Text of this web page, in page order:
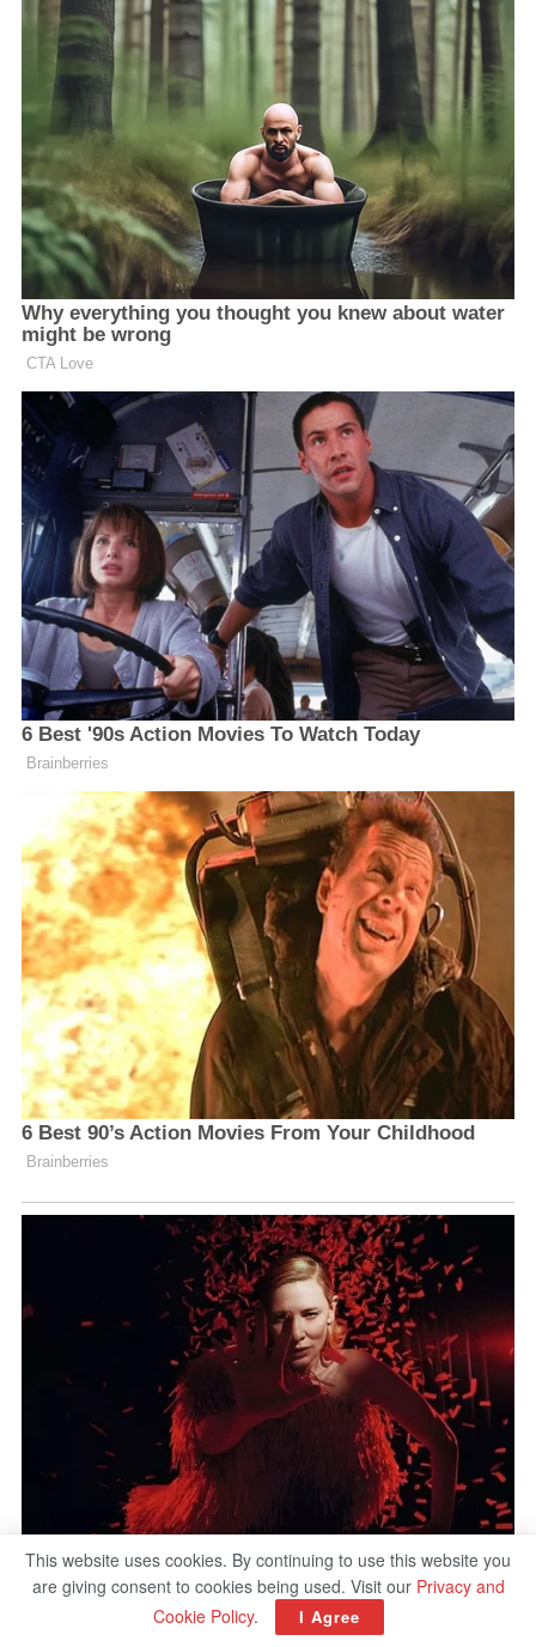
This website uses cookies. By continuing to use this website you
are giving consent to cookies being used. Visit our Privacy and
Cookie Policy. I Agree